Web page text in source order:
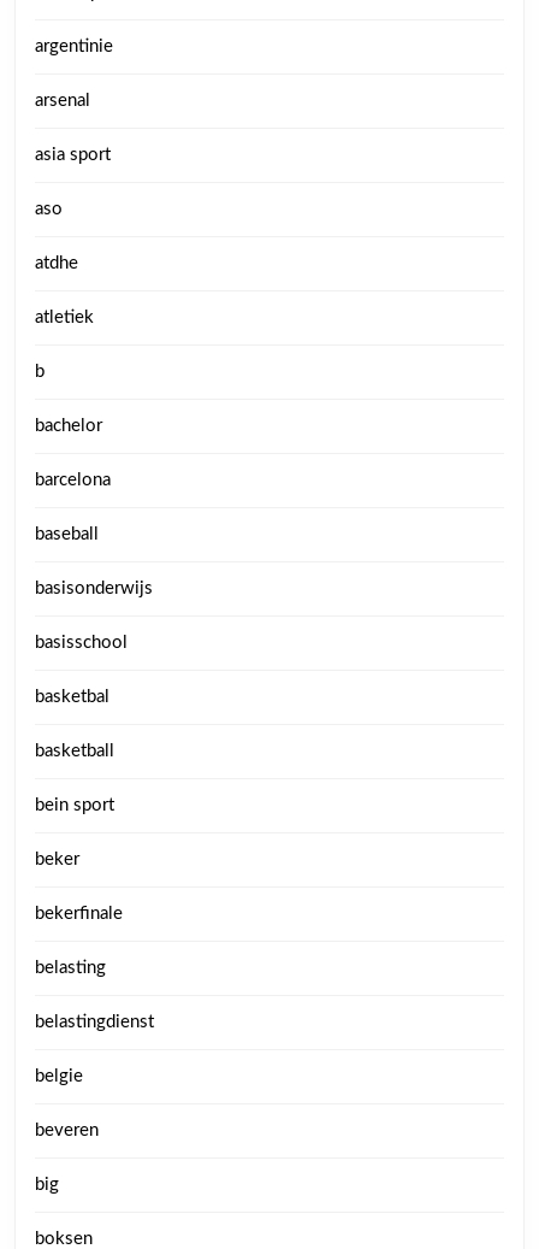
argentinie
arsenal
asia sport
aso
atdhe
atletiek
b
bachelor
barcelona
baseball
basisonderwijs
basisschool
basketbal
basketball
bein sport
beker
bekerfinale
belasting
belastingdienst
belgie
beveren
big
boksen